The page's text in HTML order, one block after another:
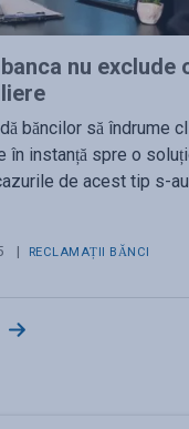
nu exclude
băncilor să îndrume
în instanță spre o
de acest tip s-
| RECLAMAȚII BĂNCI